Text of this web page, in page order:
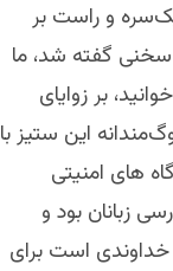
و راست بر
سخنی گفته شد، ما
بر زوایای
این ستیز با
های امنیتی
زبانان بود و
خداوندی است برای